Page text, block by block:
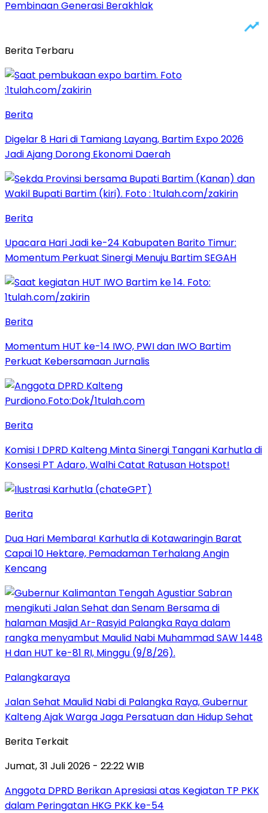
Pembinaan Generasi Berakhlak
Berita Terbaru
Berita
Digelar 8 Hari di Tamiang Layang, Bartim Expo 2026
Jadi Ajang Dorong Ekonomi Daerah
Berita
Upacara Hari Jadi ke-24 Kabupaten Barito Timur:
Momentum Perkuat Sinergi Menuju Bartim SEGAH
Berita
Momentum HUT ke-14 IWO, PWI dan IWO Bartim
Perkuat Kebersamaan Jurnalis
Berita
Komisi I DPRD Kalteng Minta Sinergi Tangani Karhutla di
Konsesi PT Adaro, Walhi Catat Ratusan Hotspot!
Berita
Dua Hari Membara! Karhutla di Kotawaringin Barat
Capai 10 Hektare, Pemadaman Terhalang Angin
Kencang
Palangkaraya
Jalan Sehat Maulid Nabi di Palangka Raya, Gubernur
Kalteng Ajak Warga Jaga Persatuan dan Hidup Sehat
Berita Terkait
Jumat, 31 Juli 2026 - 22:22 WIB
Anggota DPRD Berikan Apresiasi atas Kegiatan TP PKK
dalam Peringatan HKG PKK ke-54